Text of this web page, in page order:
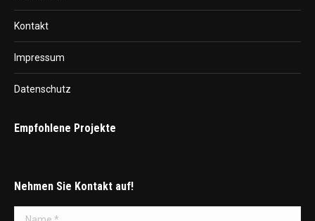
Kontakt
Impressum
Datenschutz
Empfohlene Projekte
Nehmen Sie Kontakt auf!
Name *